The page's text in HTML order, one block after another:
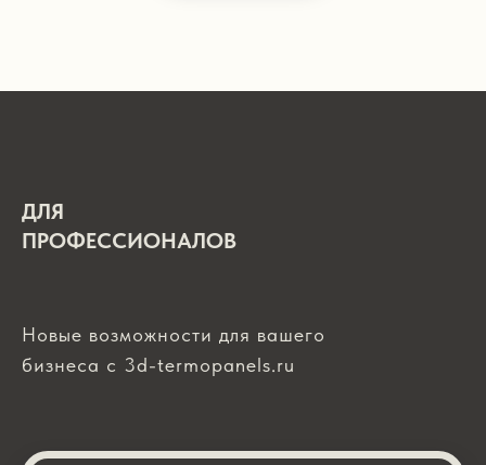
ДЛЯ
ПРОФЕССИОНАЛОВ
Новые возможности для вашего
бизнеса с 3d-termopanels.ru